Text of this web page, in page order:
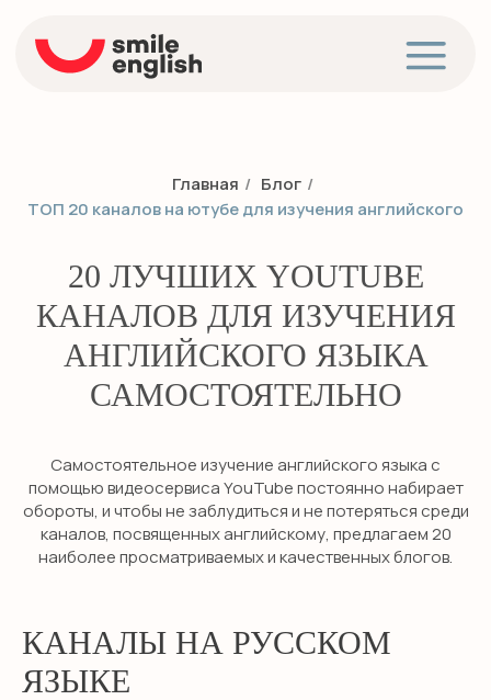
Главная / Блог /
ТОП 20 каналов на ютубе для изучения английского
20 ЛУЧШИХ YOUTUBE
КАНАЛОВ ДЛЯ ИЗУЧЕНИЯ
АНГЛИЙСКОГО ЯЗЫКА
САМОСТОЯТЕЛЬНО
Самостоятельное изучение английского языка с
помощью видеосервиса YouTube постоянно набирает
обороты, и чтобы не заблудиться и не потеряться среди
каналов, посвященных английскому, предлагаем 20
наиболее просматриваемых и качественных блогов.
КАНАЛЫ НА РУССКОМ
ЯЗЫКЕ